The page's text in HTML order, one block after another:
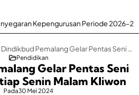
Periode 2026–2029 Demi
Dindikbud Pemalang Gelar Pentas Seni Karawitan Setiap Senin Malam Kliwon
Pendidikan
Gelar Pentas Seni
Senin Malam Kliwon
Pada30 Mei 2024